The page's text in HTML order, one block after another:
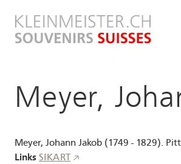
contenuto
principale
Meyer,
Meyer, Johann Jakob (1749 - 1829).
Links SIKART